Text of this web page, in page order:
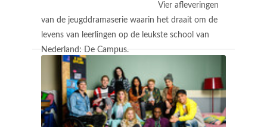
Vier afleveringen
van de jeugddramaserie waarin het draait om de
levens van leerlingen op de leukste school van
Nederland: De Campus.